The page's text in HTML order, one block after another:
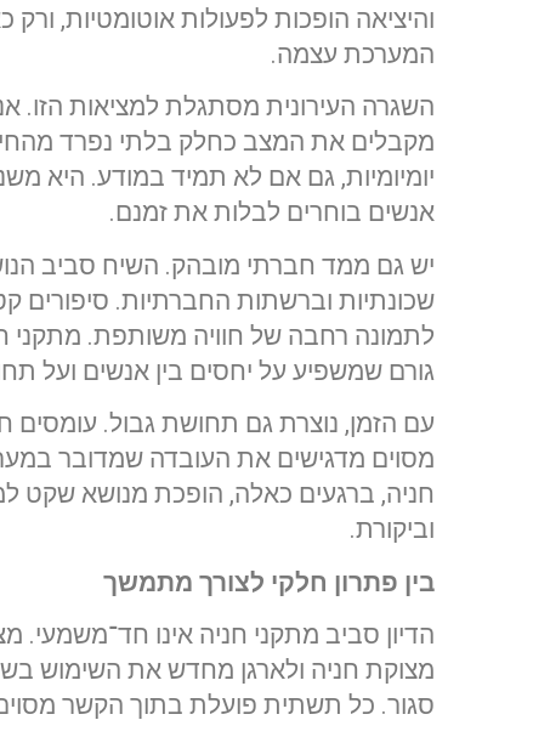
והיציאה הופכות לפעולות אוטומטיות,
המערכת עצמה.
השגרה העירונית מסתגלת למציאות הזו.
מקבלים את המצב כחלק בלתי נפרד
יומיומיות, גם אם לא תמיד במודע. היא
אנשים בוחרים לבלות את זמנם.
יש גם ממד חברתי מובהק. השיח סביב
שכונתיות וברשתות החברתיות. סיפורים
לתמונה רחבה של חוויה משותפת. מתקני
גורם שמשפיע על יחסים בין אנשים ועל
עם הזמן, נוצרת גם תחושת גבול. עומסים
מסוים מדגישים את העובדה שמדובר
חניה, ברגעים כאלה, הופכת מנושא שקט
וביקורת.
בין פתרון חלקי לצורך מתמשך
הדיון סביב מתקני חניה אינו
מצוקת חניה ולארגן מחדש את השימוש
סגור. כל תשתית פועלת בתוך הקשר מסוים,